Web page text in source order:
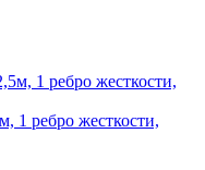
1 ребро жесткости,